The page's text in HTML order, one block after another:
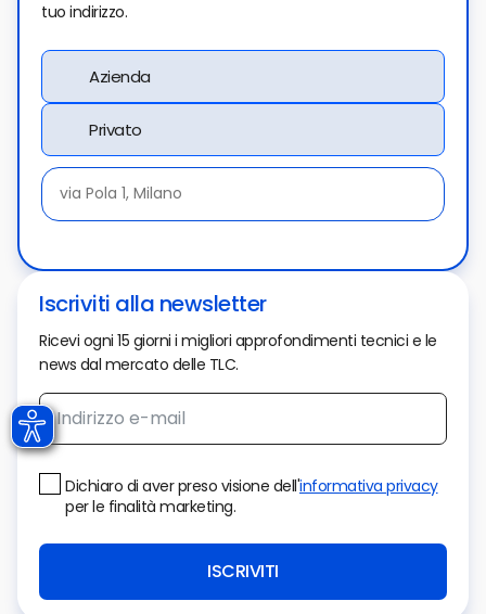
tuo indirizzo.
Azienda
Privato
Iscriviti alla newsletter
Ricevi ogni 15 giorni i migliori approfondimenti tecnici e le
news dal mercato delle TLC.
Dichiaro di aver preso visione dell'informativa privacy
per le finalità marketing.
ISCRIVITI